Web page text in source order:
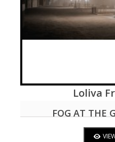
Loliva
FOG AT THE